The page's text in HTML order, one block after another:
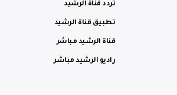
تردد قناة الرشيد
تطبيق قناة الرشيد
قناة الرشيد مباشر
راديو الرشيد مباشر